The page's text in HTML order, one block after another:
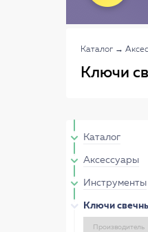
Каталог →
Ключи
Каталог
Аксессуары
Инструменты
Ключи
Производитель